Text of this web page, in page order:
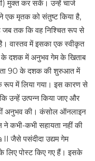
मुक्त कर सकें। उन्हें चार्ज
एक मृतक को संतुष्ट किया है,
जब तक कि वह निश्चित रूप से
वास्तव में इसका एक स्वीकृत
के दशक में अनुभव गेम के खिताब
90 के दशक की शुरुआत में
रूप में लिया गया। इस कारण से
उन्हें उत्पन्न किया जाए और
अनुभव की। कंसोल ऑनलाइन
कभी-कभी सहायता नहीं की
जैसे पसंदीदा उद्यम गेम
लिए पोस्ट किए गए हैं। इसके